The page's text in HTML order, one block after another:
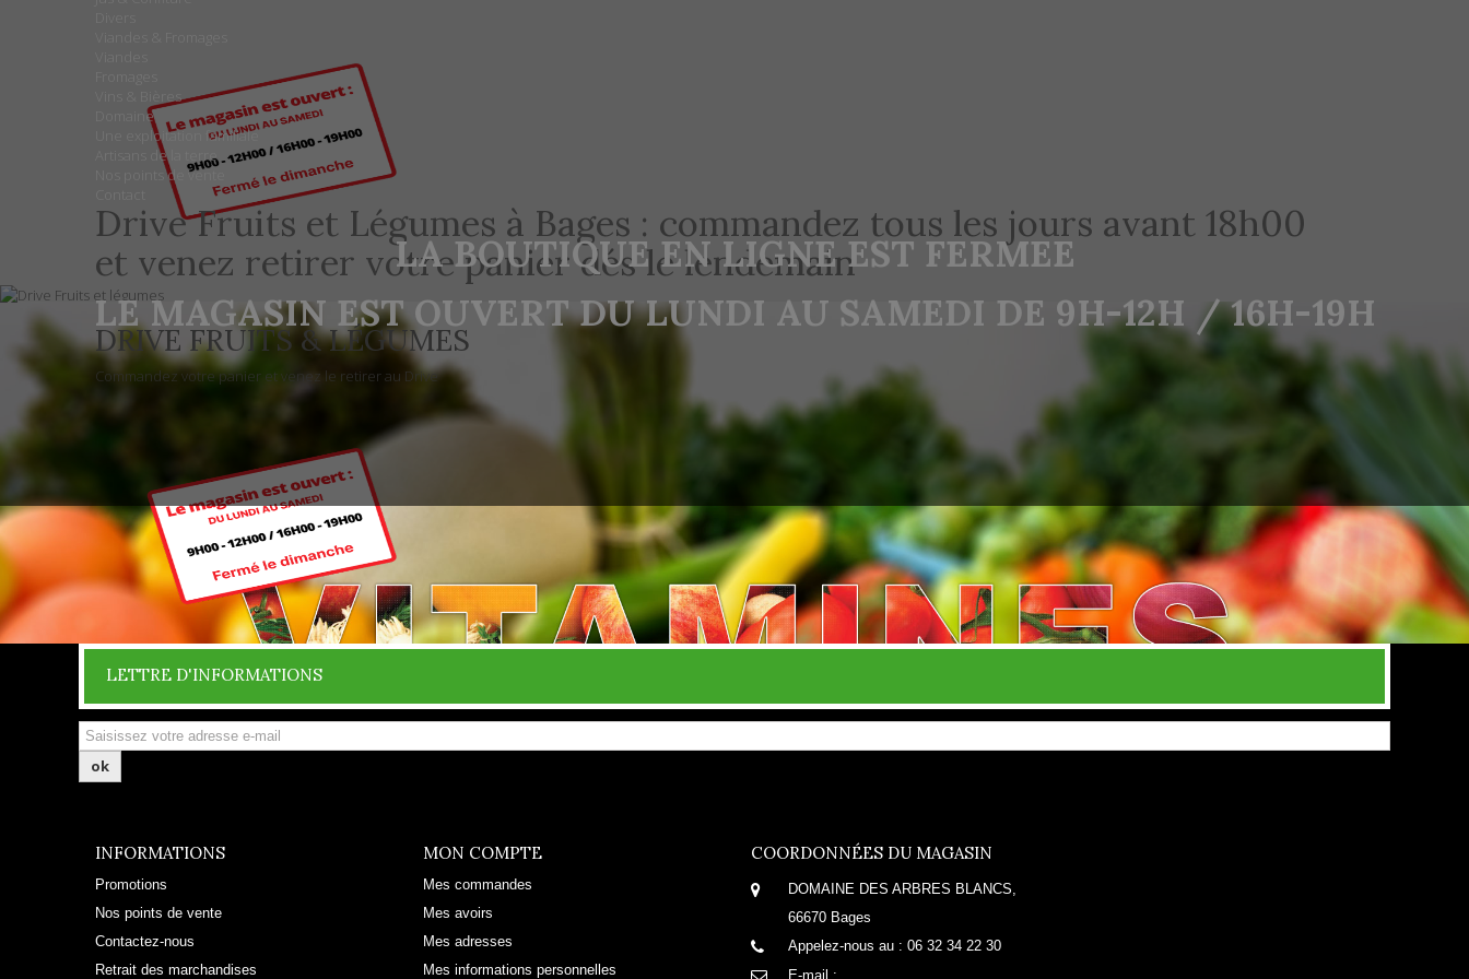
Vins & Bières
Domaine
Une exploitation familiale
Artisans de la terre
Nos points de vente
LA BOUTIQUE EN LIGNE EST FERMEE
LE MAGASIN EST OUVERT DU LUNDI AU SAMEDI DE 9H-12H / 16H-19H
DRIVE FRUITS & LÉGUMES
Commandez votre panier et venez le retirer au Drive
Drive Fruits et Légumes à Bages : commandez tous les jours avant 18h00
et venez retirer votre panier dés le lendemain
LETTRE D'INFORMATIONS
ok
INFORMATIONS
Promotions
Nos points de vente
Contactez-nous
Retrait des marchandises
MON COMPTE
Mes commandes
Mes avoirs
Mes adresses
Mes informations personnelles
COORDONNÉES DU MAGASIN
DOMAINE DES ARBRES BLANCS,
66670 Bages
Appelez-nous au : 06 32 34 22 30
E-mail :